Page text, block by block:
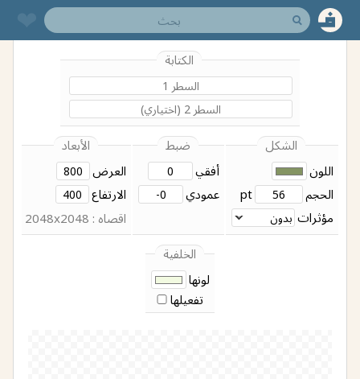
الكتابة
الشكل
اللون
الحجم
pt
مؤثرات
ضبط
أفقي
عمودي
الأبعاد
العرض
الارتفاع
اقصاه : 2048x2048
الخلفية
لونها
تفعيلها